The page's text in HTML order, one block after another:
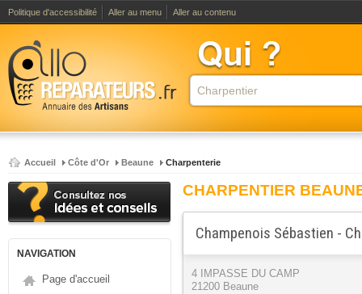
Politique d'accessibilité Aller au menu Aller au contenu
Accueil Côte d'Or Beaune Charpenterie
NAVIGATION
Page d'accueil
CHARPENTIER
Champenois Sébastien -
4 IMPASSE DU CAMP
21200 Beaune